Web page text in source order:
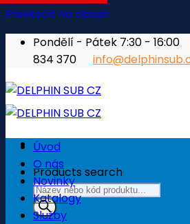
Přeskočit na obsah
Pondělí - Pátek 7:30 - 16:00
834 370
Products search
Úvod
O nás
Novinky
Katalogy
Služby